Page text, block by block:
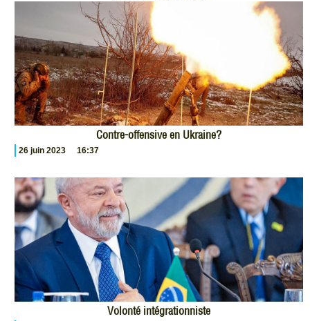
Contre-offensive en Ukraine?
26 juin 2023 16:37
Volonté intégrationniste